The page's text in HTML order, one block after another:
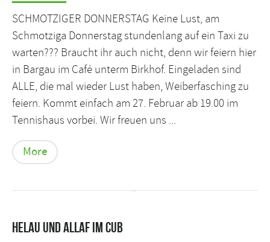
SCHMOTZIGER DONNERSTAG Keine Lust, am
Schmotziga Donnerstag stundenlang auf ein Taxi zu
warten??? Braucht ihr auch nicht, denn wir feiern hier
in Bargau im Café unterm Birkhof. Eingeladen sind
ALLE, die mal wieder Lust haben, Weiberfasching zu
feiern. Kommt einfach am 27. Februar ab 19.00 im
Tennishaus vorbei. Wir freuen uns ...
More
Helau und Allaf im CuB